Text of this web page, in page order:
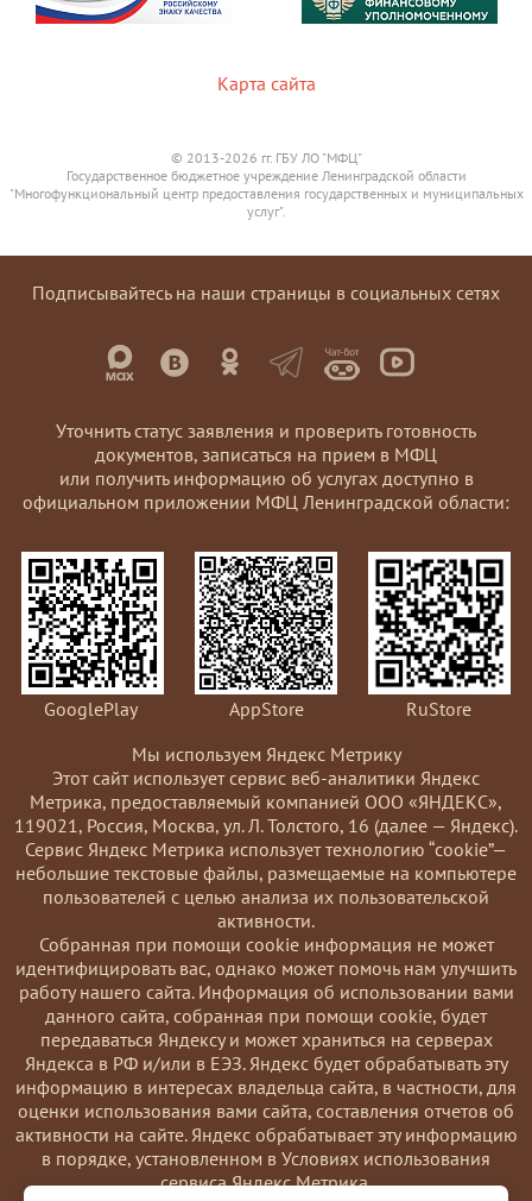
Карта сайта
© 2013-2026 гг. ГБУ ЛО "МФЦ"
Государственное бюджетное учреждение Ленинградской области
"Многофункциональный центр предоставления государственных и муниципальных
услуг".
Подписывайтесь на наши страницы в социальных сетях
Уточнить статус заявления и проверить готовность
документов, записаться на прием в МФЦ
или получить информацию об услугах доступно в
официальном приложении МФЦ Ленинградской области:
GooglePlay AppStore
RuStore
Мы используем Яндекс Метрику
Этот сайт использует сервис веб-аналитики Яндекс
Метрика, предоставляемый компанией ООО «ЯНДЕКС»,
119021, Россия, Москва, ул. Л. Толстого, 16 (далее — Яндекс).
Сервис Яндекс Метрика использует технологию “cookie”—
небольшие текстовые файлы, размещаемые на компьютере
пользователей с целью анализа их пользовательской
активности.
Coбранная при помощи cookie информация не может
идентифицировать вас, однако может помочь нам улучшить
работу нашего сайта. Информация об использовании вами
данного сайта, собранная при помощи cookie, будет
передаваться Яндексу и может храниться на серверах
Яндекса в РФ и/или в ЕЭЗ. Яндекс будет обрабатывать эту
информацию в интересах владельца сайта, в частности, для
оценки использования вами сайта, составления отчетов об
активности на сайте. Яндекс обрабатывает эту информацию
в порядке, установленном в Условиях использования
сервиса Яндекс Метрика.